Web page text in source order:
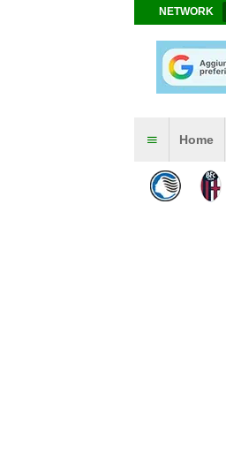
NETWORK
Home